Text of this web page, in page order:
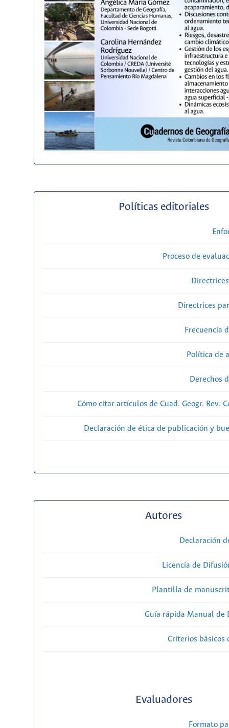
Políticas editoriales
Proceso de
Directrices
Frecuencia
Política de
Derechos
Cómo citar artículos de Cuad. Geogr. Rev.
Declaración de ética de publicación y
Autores
Declaración
Licencia de
Plantilla de
Guía rápida Manual de
Criterios básicos
Evaluadores
Formato